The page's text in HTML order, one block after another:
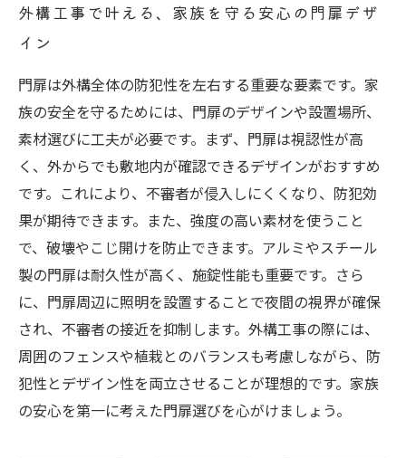
外構工事で叶える、家族を守る安心の門扉デザ
イン
門扉は外構全体の防犯性を左右する重要な要素です。家
族の安全を守るためには、門扉のデザインや設置場所、
素材選びに工夫が必要です。まず、門扉は視認性が高
く、外からでも敷地内が確認できるデザインがおすすめ
です。これにより、不審者が侵入しにくくなり、防犯効
果が期待できます。また、強度の高い素材を使うこと
で、破壊やこじ開けを防止できます。アルミやスチール
製の門扉は耐久性が高く、施錠性能も重要です。さら
に、門扉周辺に照明を設置することで夜間の視界が確保
され、不審者の接近を抑制します。外構工事の際には、
周囲のフェンスや植栽とのバランスも考慮しながら、防
犯性とデザイン性を両立させることが理想的です。家族
の安心を第一に考えた門扉選びを心がけましょう。